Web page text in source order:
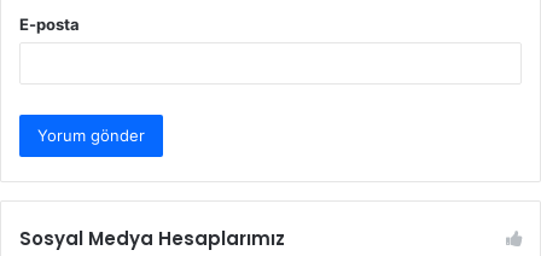
E-posta
Sosyal Medya Hesaplarımız